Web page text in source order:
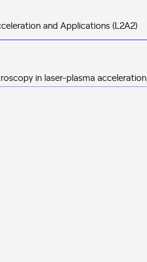
and Applications (L2A2)
in laser-plasma acceleration